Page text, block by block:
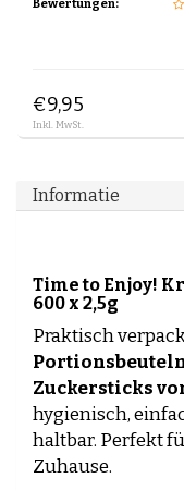
Espresso-rub
Schichtkaffee
Desserts und
Bewertungen:
€9,95
Inkl. MwSt.
Informatie
Time to Enjoy!
600 x 2,5g
Praktisch
Zuckersticks
hygienisch,
haltbar. Perfekt
Zuhause.